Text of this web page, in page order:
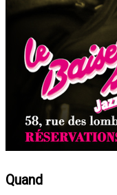
Quand